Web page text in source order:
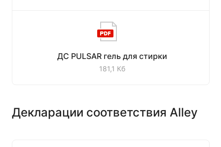
ДС PULSAR гель для стирки
181,1 Кб
Декларации соответствия Alley